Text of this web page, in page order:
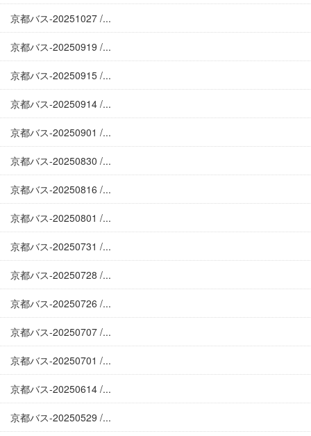
京都バス-20251027 /...
京都バス-20250919 /...
京都バス-20250915 /...
京都バス-20250914 /...
京都バス-20250901 /...
京都バス-20250830 /...
京都バス-20250816 /...
京都バス-20250801 /...
京都バス-20250731 /...
京都バス-20250728 /...
京都バス-20250726 /...
京都バス-20250707 /...
京都バス-20250701 /...
京都バス-20250614 /...
京都バス-20250529 /...